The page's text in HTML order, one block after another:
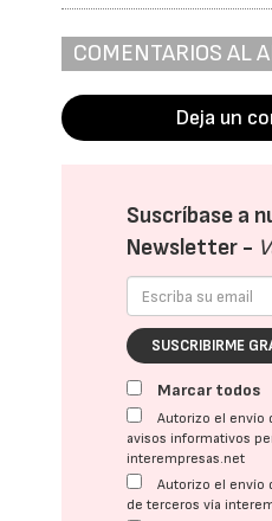
COMENTARIOS AL
Deja un
Suscríbase a
Newsletter -
SUSCRIBIRME
Marcar todos
Autorizo el envío
avisos informativos
interempresas.net
Autorizo el envío
de terceros vía